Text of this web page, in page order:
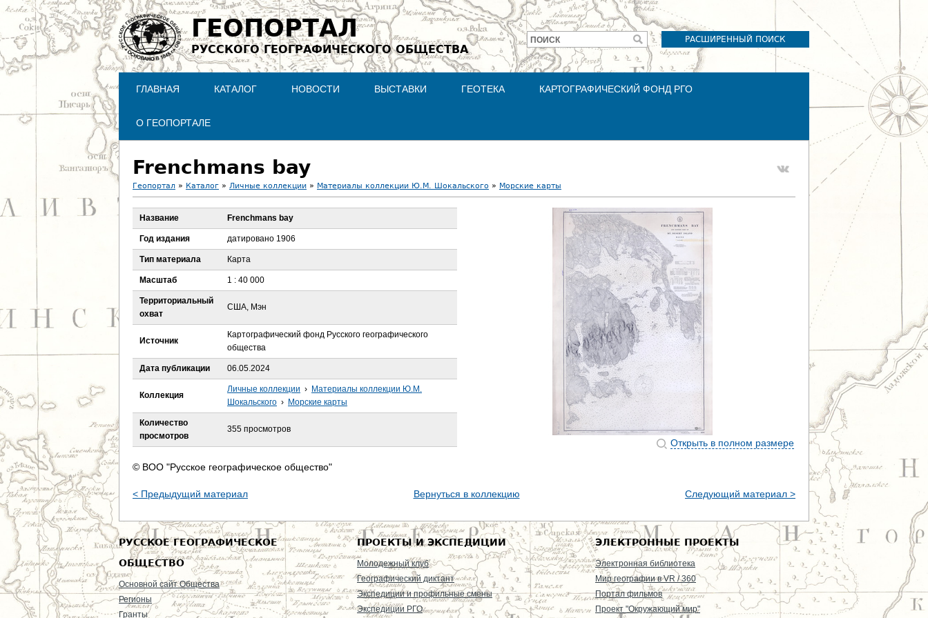
Jump to navigation
ГЕОПОРТАЛ
РУССКОГО ГЕОГРАФИЧЕСКОГО ОБЩЕСТВА
РАСШИРЕННЫЙ ПОИСК
Форма
поиска
ПОИСК
ГЛАВНАЯ КАТАЛОГ НОВОСТИ ВЫСТАВКИ ГЕОТЕКА КАРТОГРАФИЧЕСКИЙ ФОНД РГО
О ГЕОПОРТАЛЕ
Frenchmans bay
В
ы
д
е
с
ь
Геопортал » Каталог » Личные коллекции » Материалы коллекции Ю.М. Шокальского » Морские карты
Открыть в полном размере
Название Frenchmans bay
Год издания датировано 1906
Тип материала Карта
Масштаб 1 : 40 000
Территориальный
охват
США, Мэн
Источник
Картографический фонд Русского географического
общества
Дата публикации 06.05.2024
Коллекция
Личные коллекции › Материалы коллекции Ю.М.
Шокальского › Морские карты
Количество
просмотров
355 просмотров
© ВОО "Русское географическое общество"
< Предыдущий материал Вернуться в коллекцию Следующий материал >
РУССКОЕ ГЕОГРАФИЧЕСКОЕ
ОБЩЕСТВО
Основной сайт Общества
Регионы
Гранты
ПРОЕКТЫ И ЭКСПЕДИЦИИ
Молодежный клуб
Географический диктант
Экспедиции и профильные смены
Экспедиции РГО
ЭЛЕКТРОННЫЕ ПРОЕКТЫ
Электронная библиотека
Мир географии в VR / 360
Портал фильмов
Проект "Окружающий мир"